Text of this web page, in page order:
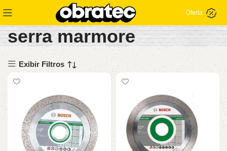
Oferta
serra marmore
Exibir Filtros